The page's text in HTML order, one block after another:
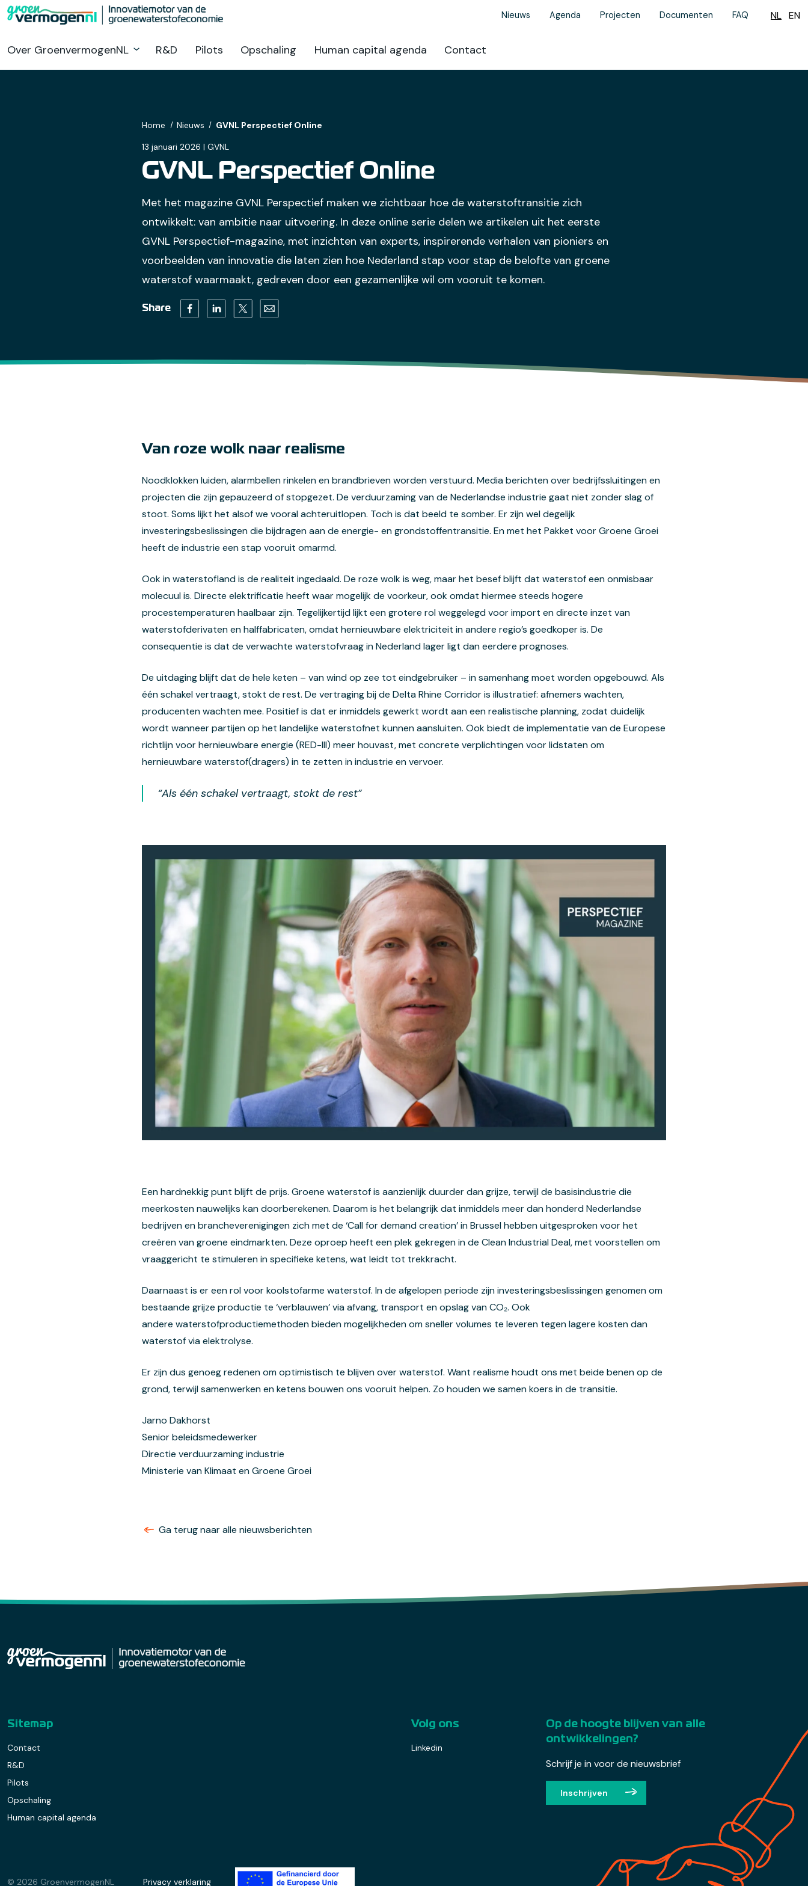
Ga
hoofdinhoud
Nieuws Agenda Projecten Documenten FAQ NL EN
Over GroenvermogenNL R&D Pilots Opschaling Human capital agenda Contact
Home Nieuws
GVNL Perspectief Online
13 januari 2026 | GVNL
GVNL Perspectief Online
Met het magazine GVNL Perspectief maken we zichtbaar hoe de waterstoftransitie zich
ontwikkelt: van ambitie naar uitvoering. In deze online serie delen we artikelen uit het eerste
GVNL Perspectief-magazine, met inzichten van experts, inspirerende verhalen van pioniers en
voorbeelden van innovatie die laten zien hoe Nederland stap voor stap de belofte van groene
waterstof waarmaakt, gedreven door een gezamenlijke wil om vooruit te komen.
Share Facebook (opens in a new tab)
Linkedin (opens in a new tab)
Twitter (opens in a new tab)
Email (opens default email program)
Van roze wolk naar realisme
Noodklokken luiden, alarmbellen rinkelen en brandbrieven worden verstuurd. Media berichten over bedrijfssluitingen en
projecten die zijn gepauzeerd of stopgezet. De verduurzaming van de Nederlandse industrie gaat niet zonder slag of
stoot. Soms lijkt het alsof we vooral achteruitlopen. Toch is dat beeld te somber. Er zijn wel degelijk
investeringsbeslissingen die bijdragen aan de energie- en grondstoffentransitie. En met het Pakket voor Groene Groei
heeft de industrie een stap vooruit omarmd.
Ook in waterstofland is de realiteit ingedaald. De roze wolk is weg, maar het besef blijft dat waterstof een onmisbaar
molecuul is. Directe elektrificatie heeft waar mogelijk de voorkeur, ook omdat hiermee steeds hogere
procestemperaturen haalbaar zijn. Tegelijkertijd lijkt een grotere rol weggelegd voor import en directe inzet van
waterstofderivaten en halffabricaten, omdat hernieuwbare elektriciteit in andere regio’s goedkoper is. De
consequentie is dat de verwachte waterstofvraag in Nederland lager ligt dan eerdere prognoses.
De uitdaging blijft dat de hele keten – van wind op zee tot eindgebruiker – in samenhang moet worden opgebouwd. Als
één schakel vertraagt, stokt de rest. De vertraging bij de Delta Rhine Corridor is illustratief: afnemers wachten,
producenten wachten mee. Positief is dat er inmiddels gewerkt wordt aan een realistische planning, zodat duidelijk
wordt wanneer partijen op het landelijke waterstofnet kunnen aansluiten. Ook biedt de implementatie van de Europese
richtlijn voor hernieuwbare energie (RED-III) meer houvast, met concrete verplichtingen voor lidstaten om
hernieuwbare waterstof(dragers) in te zetten in industrie en vervoer.
“Als één schakel vertraagt, stokt de rest”
Een hardnekkig punt blijft de prijs. Groene waterstof is aanzienlijk duurder dan grijze, terwijl de basisindustrie die
meerkosten nauwelijks kan doorberekenen. Daarom is het belangrijk dat inmiddels meer dan honderd Nederlandse
bedrijven en brancheverenigingen zich met de ‘Call for demand creation’ in Brussel hebben uitgesproken voor het
creëren van groene eindmarkten. Deze oproep heeft een plek gekregen in de Clean Industrial Deal, met voorstellen om
vraaggericht te stimuleren in specifieke ketens, wat leidt tot trekkracht.
Daarnaast is er een rol voor koolstofarme waterstof. In de afgelopen periode zijn investeringsbeslissingen genomen om
bestaande grijze productie te ‘verblauwen’ via afvang, transport en opslag van CO₂. Ook
andere waterstofproductiemethoden bieden mogelijkheden om sneller volumes te leveren tegen lagere kosten dan
waterstof via elektrolyse.
Er zijn dus genoeg redenen om optimistisch te blijven over waterstof. Want realisme houdt ons met beide benen op de
grond, terwijl samenwerken en ketens bouwen ons vooruit helpen. Zo houden we samen koers in de transitie.
Jarno Dakhorst
Senior beleidsmedewerker
Directie verduurzaming industrie
Ministerie van Klimaat en Groene Groei
Ga terug naar alle nieuwsberichten
Sitemap
Contact
R&D
Pilots
Opschaling
Human capital agenda
Volg ons
Linkedin
Op de hoogte blijven van alle
ontwikkelingen?
Schrijf je in voor de nieuwsbrief
Inschrijven
© 2026 GroenvermogenNL Privacy verklaring